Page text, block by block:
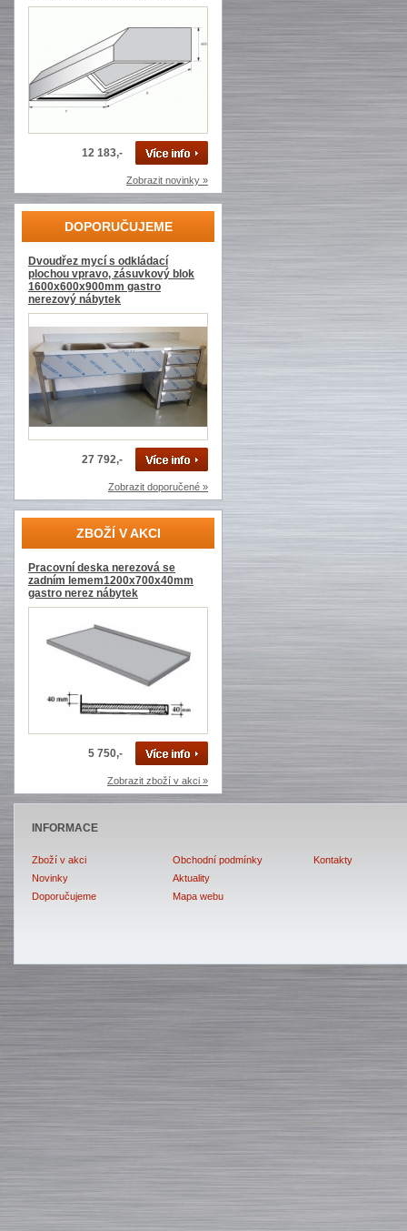
12 183,-
Zobrazit novinky »
DOPORUČUJEME
Dvoudřez mycí s odkládací
plochou vpravo, zásuvkový blok
1600x600x900mm gastro
nerezový nábytek
27 792,-
Zobrazit doporučené »
ZBOŽÍ V AKCI
Pracovní deska nerezová se
zadním lemem1200x700x40mm
gastro nerez nábytek
5 750,-
Zobrazit zboží v akci »
INFORMACE
Zboží v akci
Novinky
Doporučujeme
Obchodní podmínky
Aktuality
Mapa webu
Kontakty